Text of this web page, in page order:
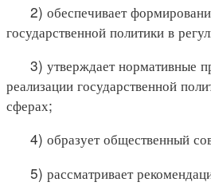
2) обеспечивает
государственной политики в
3) утверждает нормативные
реализации государственной
сферах;
4) образует общественный
5) рассматривает